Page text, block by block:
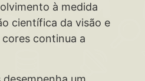
à medida
científica da visão e
continua a